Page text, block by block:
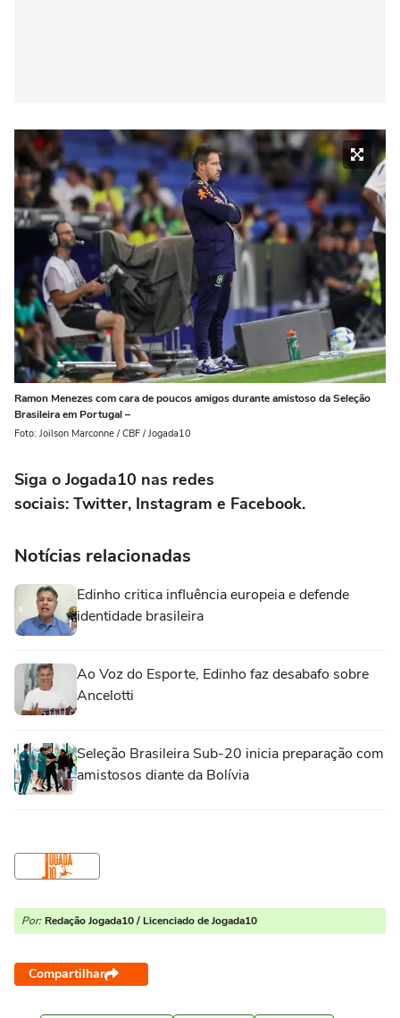
Ramon Menezes com cara de poucos amigos durante amistoso da Seleção
Brasileira em Portugal –
Foto: Joilson Marconne / CBF / Jogada10
Siga o Jogada10 nas redes
sociais: Twitter, Instagram e Facebook.
Notícias relacionadas
Edinho critica influência europeia e defende
identidade brasileira
Ao Voz do Esporte, Edinho faz desabafo sobre
Ancelotti
Seleção Brasileira Sub-20 inicia preparação com
amistosos diante da Bolívia
Por: Redação Jogada10 / Licenciado de Jogada10
Compartilhar